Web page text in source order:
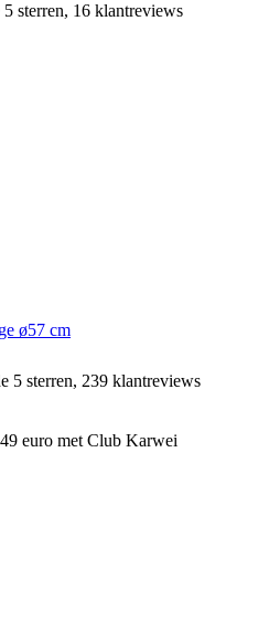
sterren, 16 klantreviews
ø57 cm
5 sterren, 239 klantreviews
euro met Club Karwei